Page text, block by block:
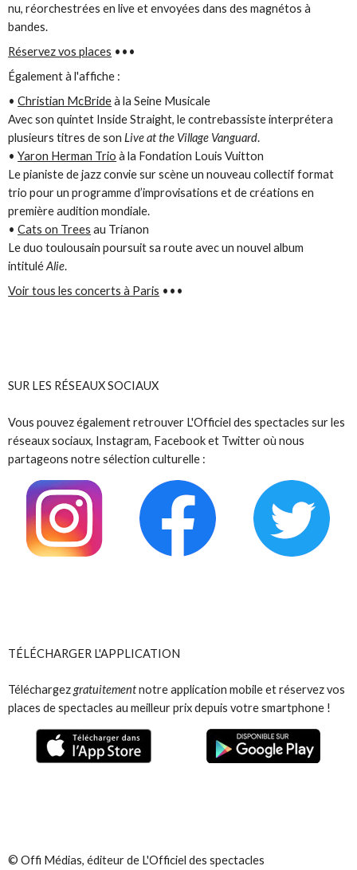
nu, réorchestrées en live et envoyées dans des magnétos à
bandes.
Réservez vos places •••
Également à l'affiche :
•Christian McBrideà la Seine Musicale
Avec son quintet Inside Straight, le contrebassiste interprétera
plusieurs titres de sonLive at the Village Vanguard.
•Yaron Herman Trio à la Fondation Louis Vuitton
Le pianiste de jazz convie sur scène un nouveau collectif format
trio pour un programme d’improvisations et de créations en
première audition mondiale.
•Cats on Trees au Trianon
Le duo toulousain poursuit sa route avec un nouvel album
intituléAlie.
Voir tous les concerts à Paris •••
SUR LES RÉSEAUX SOCIAUX
Vous pouvez également retrouver L'Officiel des spectacles sur les
réseaux sociaux, Instagram, Facebook et Twitter où nous
partageons notre sélection culturelle :
TÉLÉCHARGER L'APPLICATION
Téléchargezgratuitementnotre application mobile et réservez vos
places de spectacles au meilleur prix depuis votre smartphone !
© Offi Médias, éditeur de L'Officiel des spectacles